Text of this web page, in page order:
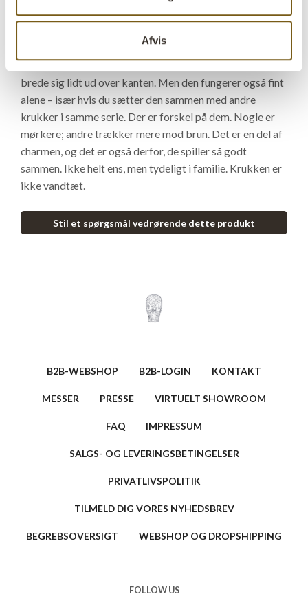
Afvis
forsvinder i mængden. Overfladen er let ujævn, som den
præcis nok karakter. Formen er lav og bred, hvilket gør
den oplagt til planter, hvor bladene gerne må få lov at
brede sig lidt ud over kanten. Men den fungerer også fint
alene – især hvis du sætter den sammen med andre
krukker i samme serie. Der er forskel på dem. Nogle er
mørkere; andre trækker mere mod brun. Det er en del af
charmen, og det er også derfor, de spiller så godt
sammen. Ikke helt ens, men tydeligt i familie. Krukken er
ikke vandtæt.
Stil et spørgsmål vedrørende dette produkt
B2B-WEBSHOP B2B-LOGIN KONTAKT
MESSER PRESSE VIRTUELT SHOWROOM
FAQ IMPRESSUM
SALGS- OG LEVERINGSBETINGELSER
PRIVATLIVSPOLITIK
TILMELD DIG VORES NYHEDSBREV
BEGREBSOVERSIGT WEBSHOP OG DROPSHIPPING
FOLLOW US